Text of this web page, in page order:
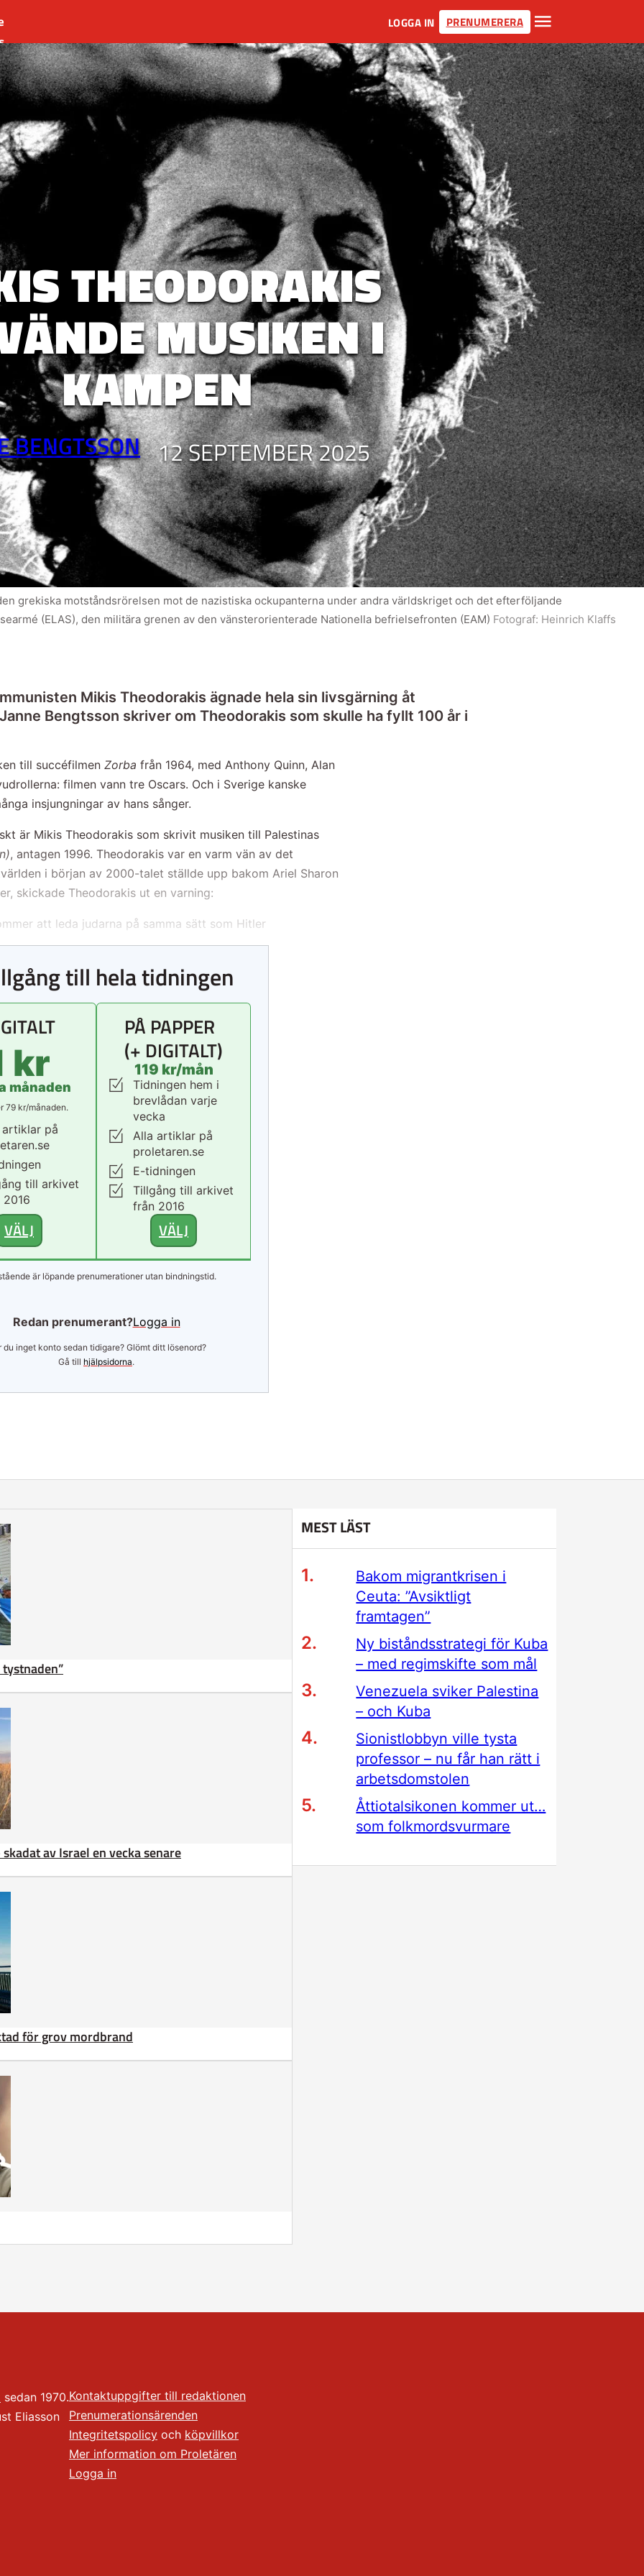
LOGGA IN PRENUMERERA
THEODORAKIS
MUSIKEN I
KAMPEN
BENGTSSON 12 SEPTEMBER 2025
grekiska motståndsrörelsen mot de nazistiska ockupanterna under andra världskriget och det efterföljande
(ELAS), den militära grenen av den vänsterorienterade Nationella befrielsefronten (EAM) Fotograf: Heinrich Klaffs
Mikis Theodorakis ägnade hela sin livsgärning åt
Bengtsson skriver om Theodorakis som skulle ha fyllt 100 år i
till succéfilmen Zorba från 1964, med Anthony Quinn, Alan
filmen vann tre Oscars. Och i Sverige kanske
insjungningar av hans sånger.
är Mikis Theodorakis som skrivit musiken till Palestinas
, antagen 1996. Theodorakis var en varm vän av det
i början av 2000-talet ställde upp bakom Ariel Sharon
skickade Theodorakis ut en varning:
att leda judarna på samma sätt som Hitler
till hela tidningen
kr
månaden
79 kr/månaden.
på
till arkivet
VÄLJ
PÅ PAPPER
(+ DIGITALT)
119 kr/mån
Tidningen hem i
brevlådan varje
vecka
Alla artiklar på
proletaren.se
E-tidningen
Tillgång till arkivet
från 2016
VÄLJ
är löpande prenumerationer utan bindningstid.
Redan prenumerant?Logga in
du inget konto sedan tidigare? Glömt ditt lösenord?
Gå till hjälpsidorna.
av Israel en vecka senare
för grov mordbrand
MEST LÄST
Bakom migrantkrisen i
Ceuta: ”Avsiktligt
framtagen”
Ny biståndsstrategi för Kuba
– med regimskifte som mål
Venezuela sviker Palestina
– och Kuba
Sionistlobbyn ville tysta
professor – nu får han rätt i
arbetsdomstolen
Åttiotalsikonen kommer ut…
som folkmordsvurmare
sedan 1970.
Eliasson
Kontaktuppgifter till redaktionen
Prenumerationsärenden
Integritetspolicy och köpvillkor
Mer information om Proletären
Logga in